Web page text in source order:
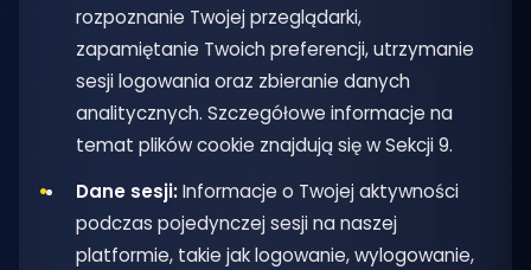
rozpoznanie Twojej przeglądarki,
zapamiętanie Twoich preferencji, utrzymanie
sesji logowania oraz zbieranie danych
analitycznych. Szczegółowe informacje na
temat plików cookie znajdują się w Sekcji 9.
Dane sesji:Informacje o Twojej aktywności
podczas pojedynczej sesji na naszej
platformie, takie jak logowanie, wylogowanie,